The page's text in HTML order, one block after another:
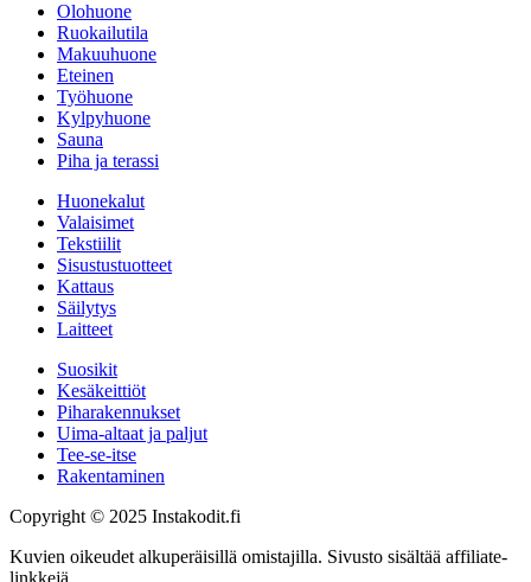
Olohuone
Ruokailutila
Makuuhuone
Eteinen
Työhuone
Kylpyhuone
Sauna
Piha ja terassi
Huonekalut
Valaisimet
Tekstiilit
Sisustustuotteet
Kattaus
Säilytys
Laitteet
Suosikit
Kesäkeittiöt
Piharakennukset
Uima-altaat ja paljut
Tee-se-itse
Rakentaminen
Copyright © 2025 Instakodit.fi
Kuvien oikeudet alkuperäisillä omistajilla. Sivusto sisältää affiliate-